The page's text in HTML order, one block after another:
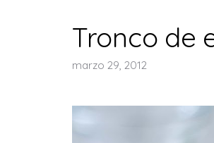
Tronco de
marzo 29, 2012